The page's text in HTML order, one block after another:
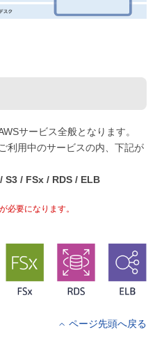
サービス全般となります。
利用中のサービスの内、下記が
S3 / FSx / RDS / ELB
必要になります。
ページ先頭へ戻る